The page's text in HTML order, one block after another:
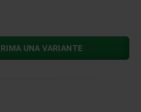
UNA VARIANTE